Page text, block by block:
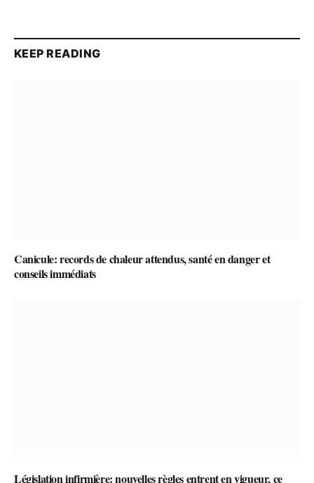
KEEP READING
Canicule: records de chaleur attendus, santé en danger et
conseils immédiats
Législation infirmière: nouvelles règles entrent en vigueur, ce